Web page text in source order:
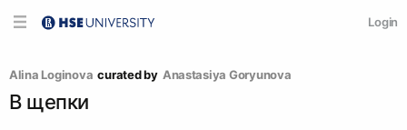
Login
Alina Loginova curated by Anastasiya Goryunova
В щепки